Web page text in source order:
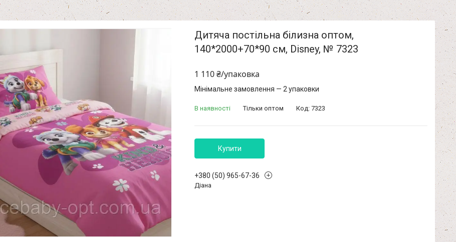
Дитяча постільна білизна оптом,
140*2000+70*90 см, Disney, № 7323
1 110 ₴/упаковка
Мінімальне замовлення — 2 упаковки
В наявності Тільки оптом Код: 7323
Купити
+380 (50) 965-67-36
Діана